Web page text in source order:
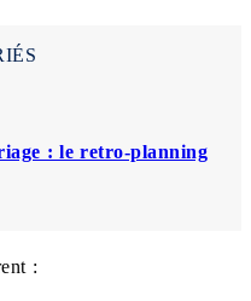
: le retro-planning
: